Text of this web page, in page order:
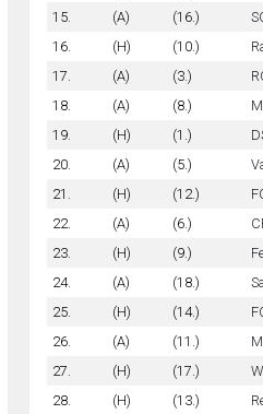
15.
(A) (16.)
16.
(H) (10.)
17.
(A) (3.)
18.
(A) (8.)
19.
(H) (1.)
20.
(A) (5.)
21.
(H) (12.)
22.
(A) (6.)
23.
(H) (9.)
24.
(A) (18.)
25.
(H) (14.)
26.
(A) (11.)
27.
(H) (17.)
28.
(H) (13.)